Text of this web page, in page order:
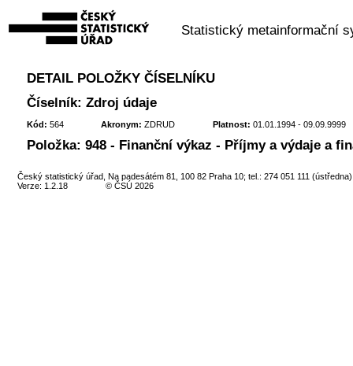
Statistický metainformační
DETAIL POLOŽKY ČÍSELNÍKU
Číselník: Zdroj údaje
Kód: 564 Akronym: ZDRUD Platnost: 01.01.1994 - 09.09.9999
Položka: 948 - Finanční výkaz - Příjmy a výdaje a
Český statistický úřad, Na padesátém 81, 100 82 Praha 10; tel.: 274 051 111 (ústředna)
Verze: 1.2.18
© ČSÚ 2026